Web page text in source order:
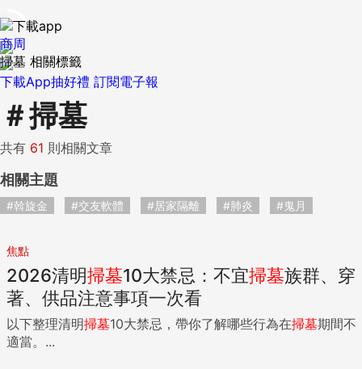
下載App抽好禮 訂閱電子報
商周
掃墓 相關標籤
＃掃墓
共有 61 則相關文章
相關主題
#斡旋金 #交友軟體 #居家隔離 #肺炎 #鬼月
焦點
2026清明掃墓10大禁忌：不宜掃墓族群、穿
著、供品注意事項一次看
以下整理清明掃墓10大禁忌，帶你了解哪些行為在掃墓期間不
適當。...